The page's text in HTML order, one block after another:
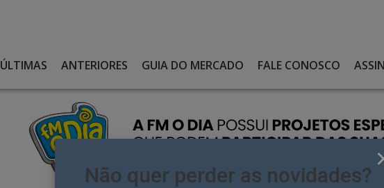
ÚLTIMAS ANTERIORES GUIA DO MERCADO FALE CONOSCO
Não quer perder as novidades?